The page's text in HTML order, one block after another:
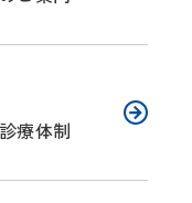
療体制